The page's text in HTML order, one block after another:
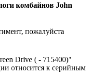
комбайнов John
пожалуйста
Drive ( - 715400)"
относится к серийным